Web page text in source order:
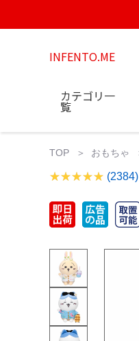
INFENTO.ME
カテゴリ一
覧
TOP おもちゃ
(2384)